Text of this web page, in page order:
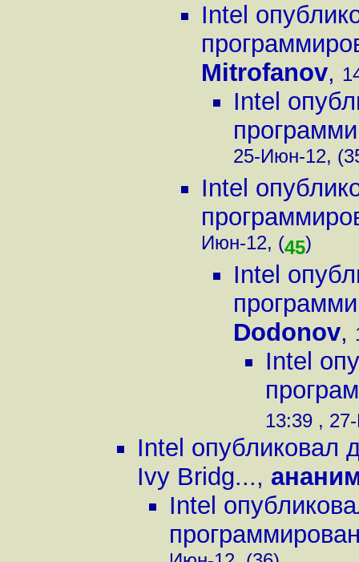
Intel
Mitrofanov,
Intel
25-Июн-12,
Intel
Июн-12, (45)
Intel
Dodonov,
Intel
13:39 ,
Intel опубликовал
Ivy Bridg...,
Intel